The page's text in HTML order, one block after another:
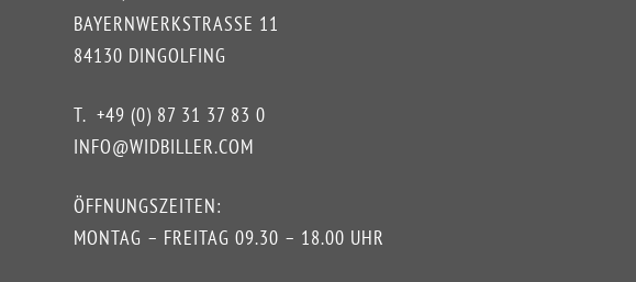
BAYERNWERKSTRASSE 11
84130 DINGOLFING
T.+49 (0) 87 31 37 83 0
INFO@WIDBILLER.COM
ÖFFNUNGSZEITEN:
MONTAG – FREITAG 09.30 – 18.00 UHR